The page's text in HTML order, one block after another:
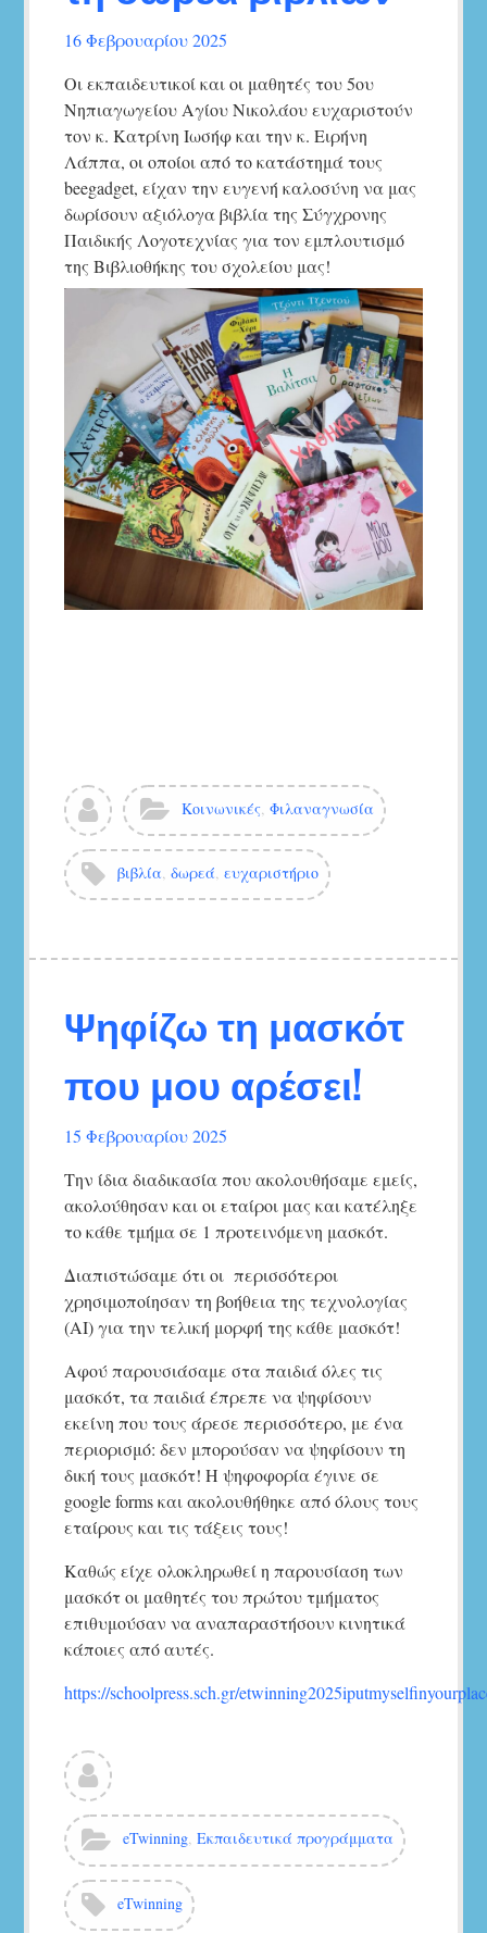
16 Φεβρουαρίου 2025
Οι εκπαιδευτικοί και οι μαθητές του 5ου
Νηπιαγωγείου Αγίου Νικολάου ευχαριστούν
τον κ. Κατρίνη Ιωσήφ και την κ. Ειρήνη
Λάππα, οι οποίοι από το κατάστημά τους
beegadget, είχαν την ευγενή καλοσύνη να μας
δωρίσουν αξιόλογα βιβλία της Σύγχρονης
Παιδικής Λογοτεχνίας για τον εμπλουτισμό
της Βιβλιοθήκης του σχολείου μας!
Δείτε
όλα
τα
άρθρα
του/
Νηπιαγωγείο
Κατηγορίες:Κοινωνικές ,Φιλαναγνωσία
Ετικέτες:βιβλία,δωρεά,ευχαριστήριο
Ψηφίζω τη μασκότ
που μου αρέσει!
15 Φεβρουαρίου 2025
Την ίδια διαδικασία που ακολουθήσαμε εμείς,
ακολούθησαν και οι εταίροι μας και κατέληξε
το κάθε τμήμα σε 1 προτεινόμενη μασκότ.
Διαπιστώσαμε ότι οι περισσότεροι
χρησιμοποίησαν τη βοήθεια της τεχνολογίας
(ΑΙ) για την τελική μορφή της κάθε μασκότ!
Αφού παρουσιάσαμε στα παιδιά όλες τις
μασκότ, τα παιδιά έπρεπε να ψηφίσουν
εκείνη που τους άρεσε περισσότερο, με ένα
περιορισμό: δεν μπορούσαν να ψηφίσουν τη
δική τους μασκότ! Η ψηφοφορία έγινε σε
google forms και ακολουθήθηκε από όλους τους
εταίρους και τις τάξεις τους!
Καθώς είχε ολοκληρωθεί η παρουσίαση των
μασκότ οι μαθητές του πρώτου τμήματος
επιθυμούσαν να αναπαραστήσουν κινητικά
κάποιες από αυτές.
https://schoolpress.sch.gr/
Δείτε
όλα
τα
άρθρα
του/
της
5ο
Νηπιαγωγείο
Κατηγορίες:
eTwinning,Εκπαιδευτικά προγράμματα
Ετικέτες:eTwinning